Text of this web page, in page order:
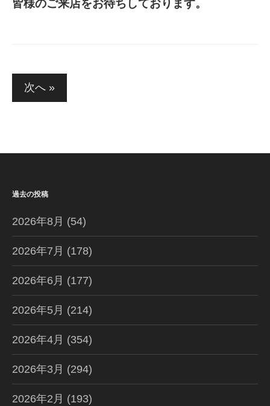
皆様のご来店をお待ちしております。
り
次へ »
過去の投稿
2026年8月 (54)
2026年7月 (178)
2026年6月 (177)
2026年5月 (214)
2026年4月 (354)
2026年3月 (294)
2026年2月 (193)